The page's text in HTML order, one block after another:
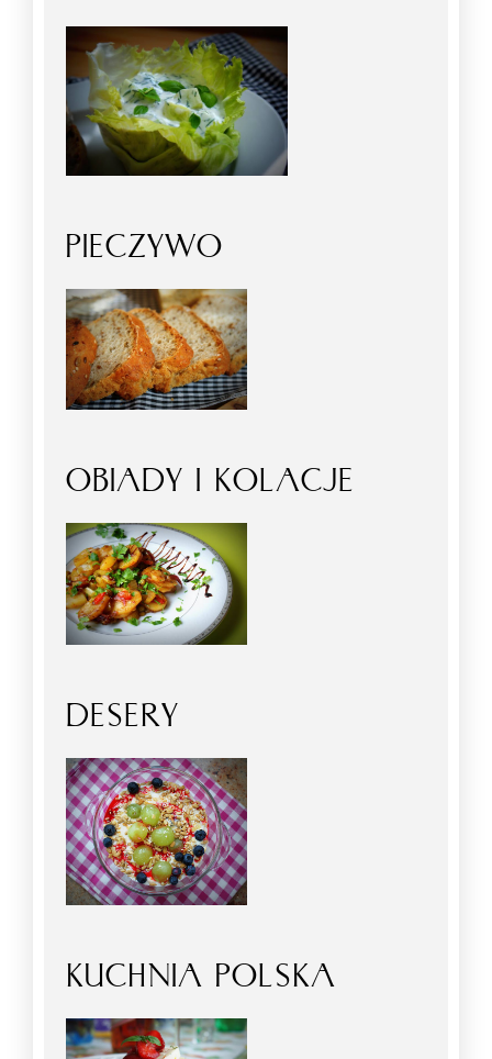
PIECZYWO
OBIADY I KOLACJE
DESERY
KUCHNIA POLSKA